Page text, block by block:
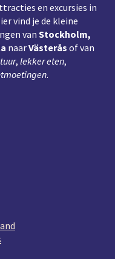
en excursies in
vind je de kleine
van Stockholm,
naarVästerås of van
, lekker eten,
.